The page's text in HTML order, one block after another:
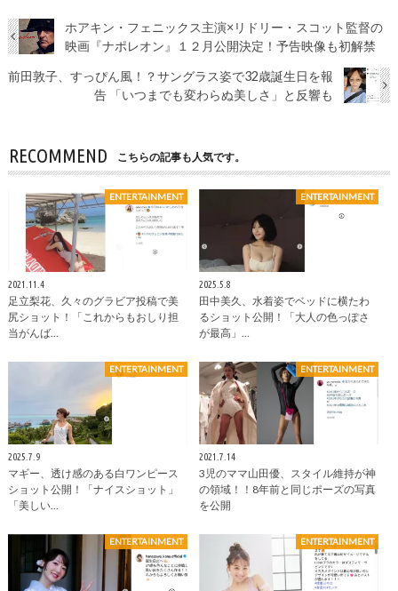
ホアキン・フェニックス主演×リドリー・スコット監督の
映画『ナポレオン』１２月公開決定！予告映像も初解禁
前田敦子、すっぴん風！？サングラス姿で32歳誕生日を報
告 「いつまでも変わらぬ美しさ」と反響も
RECOMMEND こちらの記事も人気です。
ENTERTAINMENT
2021.11.4
足立梨花、久々のグラビア投稿で美
尻ショット！「これからもおしり担
当がんば…
ENTERTAINMENT
2025.5.8
田中美久、水着姿でベッドに横たわ
るショット公開！「大人の色っぽさ
が最高」…
ENTERTAINMENT
2025.7.9
マギー、透け感のある白ワンピース
ショット公開！「ナイスショット」
「美しい…
ENTERTAINMENT
2021.7.14
3児のママ山田優、スタイル維持が神
の領域！！8年前と同じポーズの写真
を公開
ENTERTAINMENT ENTERTAINMENT